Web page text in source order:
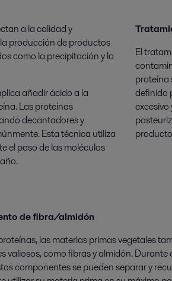
a la calidad y
producción de productos
como la precipitación y la
añadir ácido a la
Las proteínas
decantadores y
Esta técnica utiliza
el paso de las moléculas
El
proteína
definido
de fibra/almidón
las materias primas vegetales
valiosos, como fibras y almidón. Durante
componentes se pueden separar y